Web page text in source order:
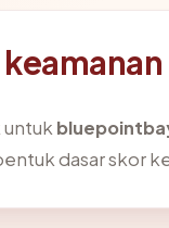
dasar skor